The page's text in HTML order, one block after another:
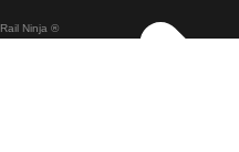
Trains de
Rail Ninja ®